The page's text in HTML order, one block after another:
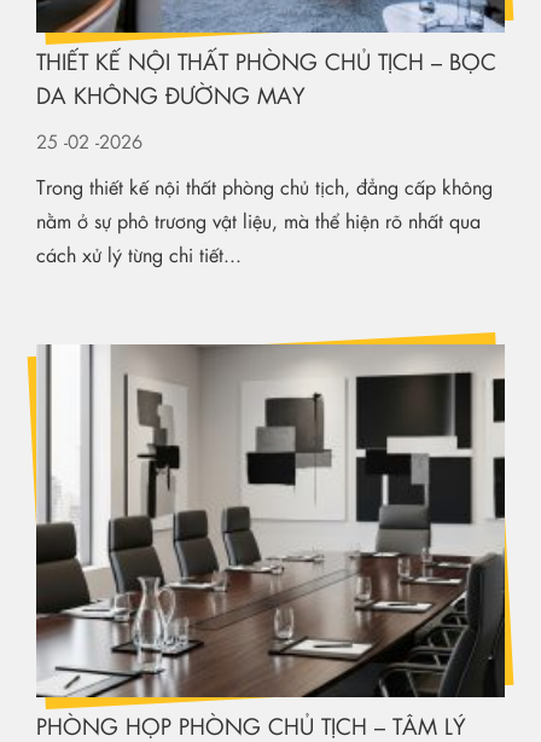
THIẾT KẾ NỘI THẤT PHÒNG CHỦ TỊCH – BỌC
DA KHÔNG ĐƯỜNG MAY
25 -02 -2026
Trong thiết kế nội thất phòng chủ tịch, đẳng cấp không
nằm ở sự phô trương vật liệu, mà thể hiện rõ nhất qua
cách xử lý từng chi tiết...
PHÒNG HỌP PHÒNG CHỦ TỊCH – TÂM LÝ